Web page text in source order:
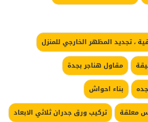
، تجديد المظهر الخارجي للمنزل
مقاول هناجر بجدة
بناء احواش
معلقة
تركيب ورق جدران ثلاثي الابعاد